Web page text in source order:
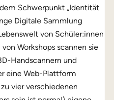
Schwerpunkt „Identität
Digitale Sammlung
von Schüler:innen
Workshops scannen sie
Handscannern und
eine Web-Plattform
vier verschiedenen